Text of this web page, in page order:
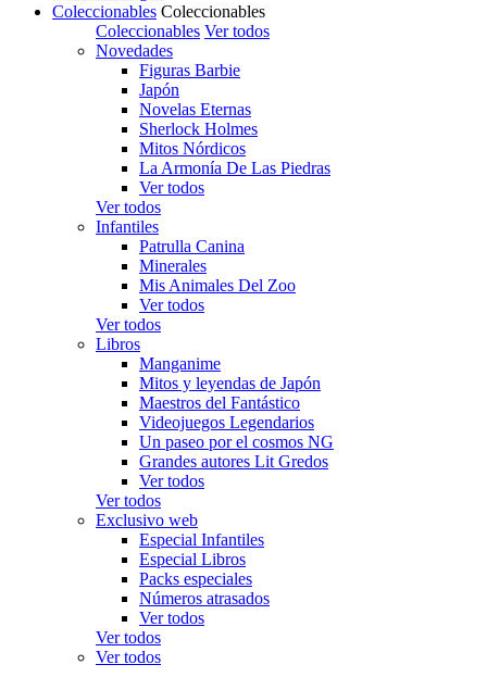
Coleccionables Coleccionables
Coleccionables Ver todos
Novedades
Figuras Barbie
Japón
Novelas Eternas
Sherlock Holmes
Mitos Nórdicos
La Armonía De Las Piedras
Ver todos
Ver todos
Infantiles
Patrulla Canina
Minerales
Mis Animales Del Zoo
Ver todos
Ver todos
Libros
Manganime
Mitos y leyendas de Japón
Maestros del Fantástico
Videojuegos Legendarios
Un paseo por el cosmos NG
Grandes autores Lit Gredos
Ver todos
Ver todos
Exclusivo web
Especial Infantiles
Especial Libros
Packs especiales
Números atrasados
Ver todos
Ver todos
Ver todos